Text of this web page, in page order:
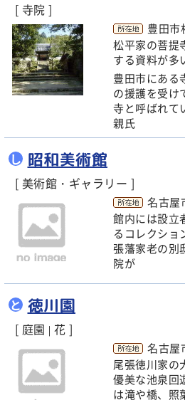
[ 寺院 ]
豊田市
松平家の菩提
する資料が多
豊田市にある
の援護を受け
寺と呼ばれて
親氏
し 昭和美術館
[ 美術館・ギャラリー ]
名古屋
館内には設立
るコレクショ
張藩家老の別
院が
と 徳川園
[ 庭園 | 花 ]
名古屋
尾張徳川家の
優美な池泉回
は滝や橋、照